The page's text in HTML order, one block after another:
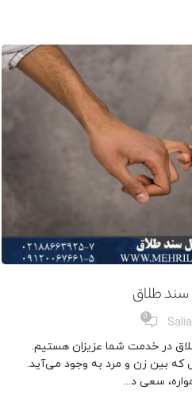
سند طلاق
0
در خدمت شما عزیزان هستیم.
که بین زن و مرد به وجود می‌آید.
سعی د...